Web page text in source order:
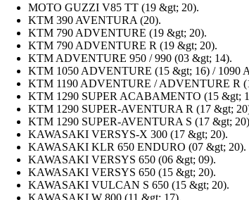
MOTO GUZZI V85 TT (19 &gt; 20).
KTM 390 AVENTURA (20).
KTM 790 ADVENTURE (19 &gt; 20).
KTM 790 ADVENTURE R (19 &gt; 20).
KTM ADVENTURE 950 / 990 (03 &gt; 14).
KTM 1050 ADVENTURE (15 &gt; 16) / 1090
KTM 1190 ADVENTURE / ADVENTURE R
KTM 1290 SUPER ACABAMENTO (15 &gt;
KTM 1290 SUPER-AVENTURA R (17 &gt;
KTM 1290 SUPER-AVENTURA S (17 &gt;
KAWASAKI VERSYS-X 300 (17 &gt; 20).
KAWASAKI KLR 650 ENDURO (07 &gt; 20).
KAWASAKI VERSYS 650 (06 &gt; 09).
KAWASAKI VERSYS 650 (15 &gt; 20).
KAWASAKI VULCAN S 650 (15 &gt; 20).
KAWASAKI W 800 (11 &gt; 17).